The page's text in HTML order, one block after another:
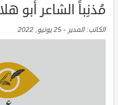
مُذنِباً الشاعر أبو
الكاتب:المدير - 25 يونيو, 2022